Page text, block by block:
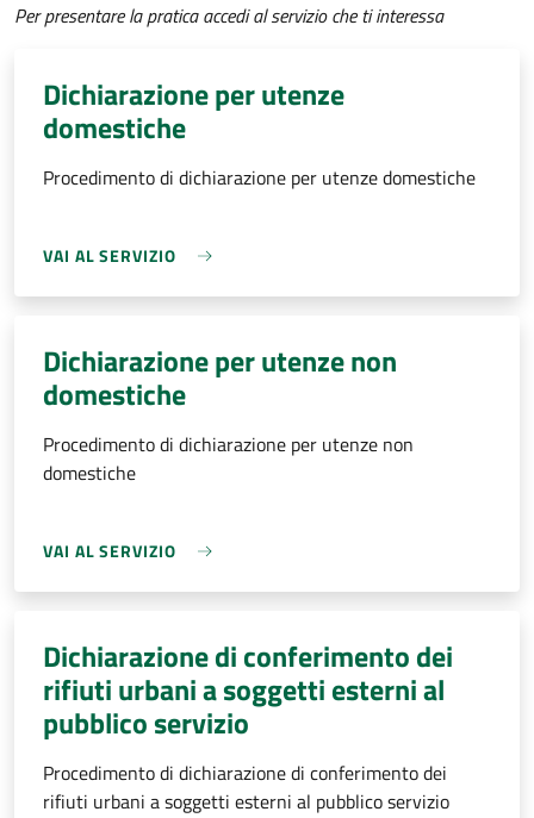
Per presentare la pratica accedi al servizio che ti interessa
Dichiarazione per utenze
domestiche
Procedimento di dichiarazione per utenze domestiche
VAI AL SERVIZIO
Dichiarazione per utenze non
domestiche
Procedimento di dichiarazione per utenze non
domestiche
VAI AL SERVIZIO
Dichiarazione di conferimento dei
rifiuti urbani a soggetti esterni al
pubblico servizio
Procedimento di dichiarazione di conferimento dei
rifiuti urbani a soggetti esterni al pubblico servizio